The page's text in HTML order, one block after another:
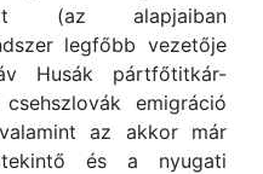
(az alapjaiban
legfőbb vezetője
Husák pártfőtitkár-
emigráció
az akkor már
és a nyugati